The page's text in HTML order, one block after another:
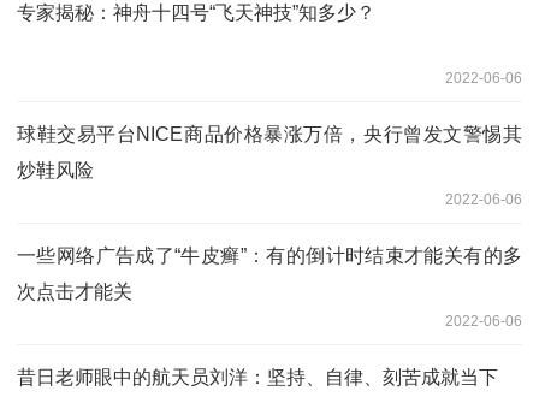
专家揭秘：神舟十四号“飞天神技”知多少？
2022-06-06
球鞋交易平台NICE商品价格暴涨万倍，央行曾发文警惕其
炒鞋风险
2022-06-06
一些网络广告成了“牛皮癣”：有的倒计时结束才能关有的多
次点击才能关
2022-06-06
昔日老师眼中的航天员刘洋：坚持、自律、刻苦成就当下